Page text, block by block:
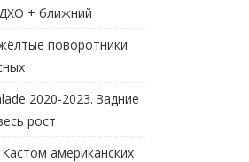
+ ближний
поворотники
2020-2023. Задние
рост
американских